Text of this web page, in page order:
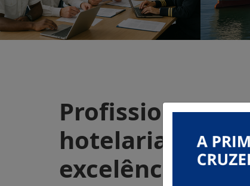
Profissionais
hotelaria ao
excelência a